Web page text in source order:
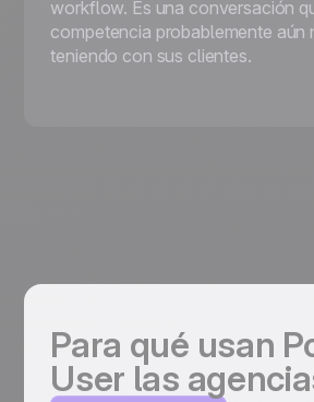
workflow. Es una conversación
competencia probablemente aún
teniendo con sus clientes.
Para qué usan
User las